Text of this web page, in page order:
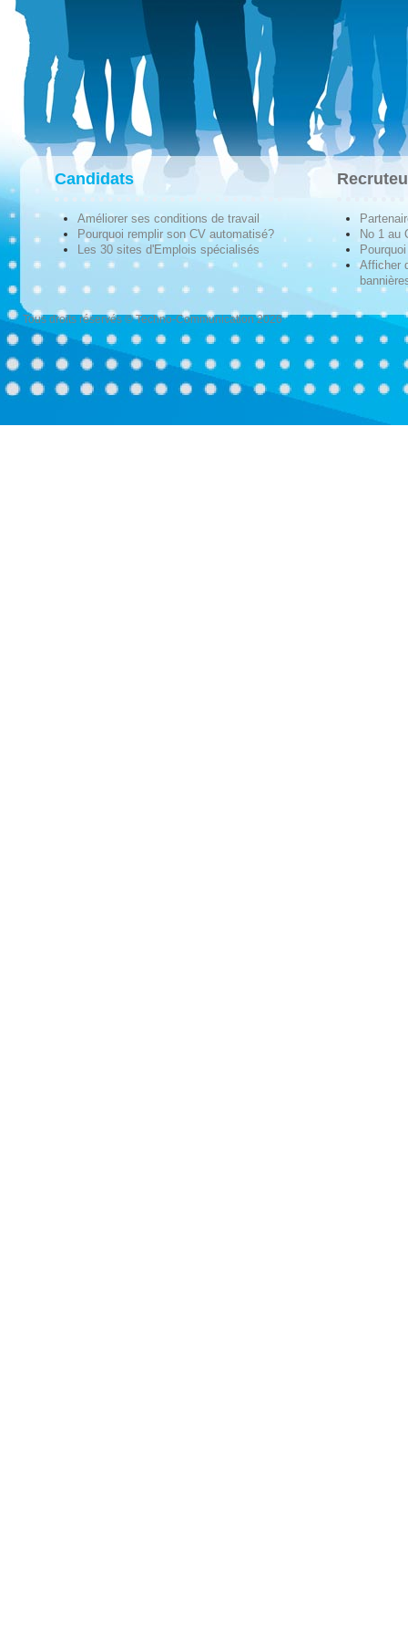
Candidats
Améliorer ses conditions de travail
Pourquoi remplir son CV automatisé?
Les 30 sites d'Emplois spécialisés
No 1 au
Afficher
Tous droits réservés © Techno-Communication 2026